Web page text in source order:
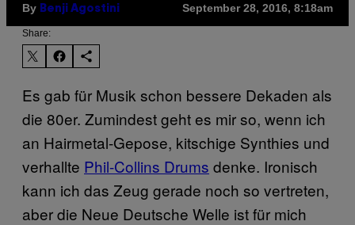
By Benji Agostini September 28, 2016, 8:18am
Share:
Es gab für Musik schon bessere Dekaden als
die 80er. Zumindest geht es mir so, wenn ich
an Hairmetal-Gepose, kitschige Synthies und
verhallte Phil-Collins Drums denke. Ironisch
kann ich das Zeug gerade noch so vertreten,
aber die Neue Deutsche Welle ist für mich